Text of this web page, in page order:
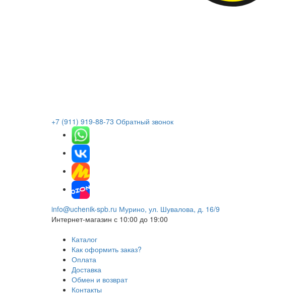
+7 (911) 919-88-73 Обратный звонок
info@uchenik-spb.ru Мурино, ул. Шувалова, д. 16/9
Интернет-магазин с 10:00 до 19:00
Каталог
Как оформить заказ?
Оплата
Доставка
Обмен и возврат
Контакты